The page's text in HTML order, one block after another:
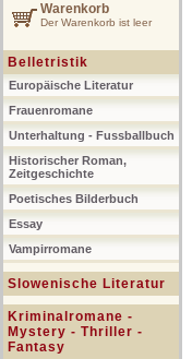
Warenkorb
Der Warenkorb ist leer
Belletristik
Europäische Literatur
Frauenromane
Unterhaltung - Fussballbuch
Historischer Roman,
Zeitgeschichte
Poetisches Bilderbuch
Essay
Vampirromane
Slowenische Literatur
Kriminalromane -
Mystery - Thriller -
Fantasy